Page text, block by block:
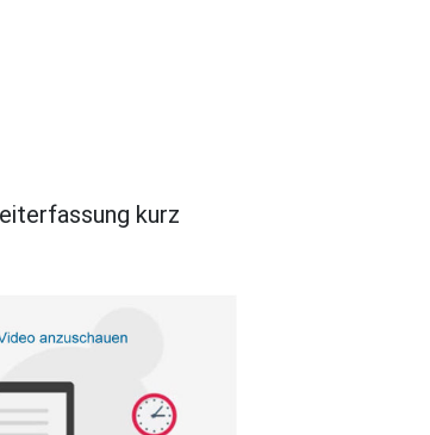
kurz